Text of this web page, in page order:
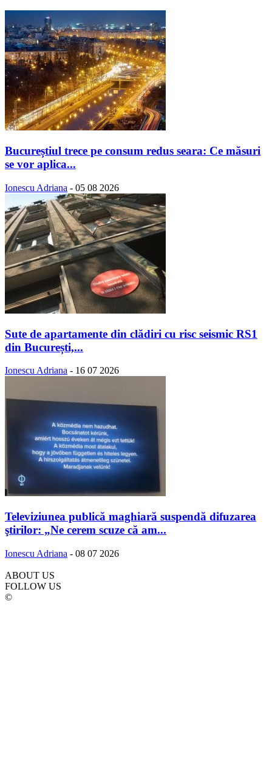
Bucureștiul trece pe consum redus seara: Ce măsuri
se vor aplica...
Ionescu Adriana - 05 08 2026
Sute de apartamente din clădiri cu risc seismic RS1
din București,...
Ionescu Adriana - 16 07 2026
Televiziunea publică maghiară suspendă difuzarea
ştirilor: „Ne cerem scuze că am...
Ionescu Adriana - 08 07 2026
ABOUT US
FOLLOW US
©